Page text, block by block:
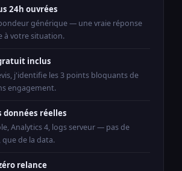
24h ouvrées
générique — une vraie réponse
à votre situation.
inclus
j'identifie les 3 points bloquants de
engagement.
données réelles
Analytics 4, logs serveur — pas de
de la data.
relance